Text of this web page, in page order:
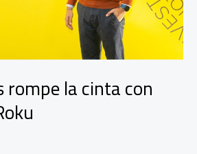
rompe la cinta con